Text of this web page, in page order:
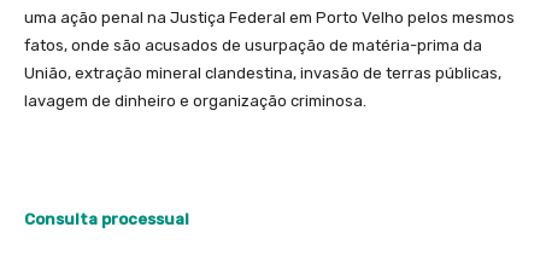
uma ação penal na Justiça Federal em Porto Velho pelos mesmos
fatos, onde são acusados de usurpação de matéria-prima da
União, extração mineral clandestina, invasão de terras públicas,
lavagem de dinheiro e organização criminosa.
Consulta processual